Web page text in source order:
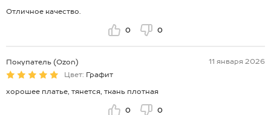
Отличное качество.
0 0
Покупатель (Ozon)
11 января 2026
Цвет: Графит
хорошее платье, тянется, ткань плотная
0 0